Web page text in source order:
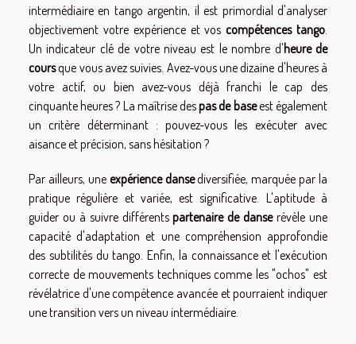
intermédiaire en tango argentin, il est primordial d'analyser
objectivement votre expérience et voscompétences tango
Un indicateur clé de votre niveau est le nombre d'heure de
coursque vous avez suivies. Avez-vous une dizaine d'heures à
votre actif, ou bien avez-vous déjà franchi le cap des
cinquante heures ? La maîtrise despas de baseest également
un critère déterminant : pouvez-vous les exécuter avec
aisance et précision, sans hésitation ?
Par ailleurs, une expérience dansediversifiée, marquée par la
pratique régulière et variée, est significative. L'aptitude à
guider ou à suivre différentspartenaire de danserévèle une
capacité d'adaptation et une compréhension approfondie
des subtilités du tango. Enfin, la connaissance et l'exécution
correcte de mouvements techniques comme les "ochos" est
révélatrice d'une compétence avancée et pourraient indiquer
une transition vers un niveau intermédiaire.